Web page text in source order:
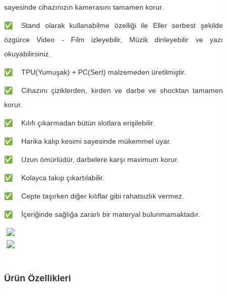
sayesinde cihazınızın kamerasını tamamen korur.
✅ Stand olarak kullanabilme özelliği ile Eller serbest şekilde
özgürce Video - Film izleyebilir, Müzik dinleyebilir ve yazı
okuyabilirsiniz.
✅ TPU(Yumuşak) + PC(Sert) malzemeden üretilmiştir.
✅ Cihazını çiziklerden, kirden ve darbe ve shocktan tamamen
korur.
✅ Kılıfı çıkarmadan bütün slotlara erişilebilir.
✅ Harika kalıp kesimi sayesinde mükemmel uyar.
✅ Uzun ömürlüdür, darbelere karşı maximum korur.
✅ Kolayca takıp çıkartılabilir.
✅ Cepte taşırken diğer kılıflar gibi rahatsızlık vermez.
✅ İçeriğinde sağlığa zararlı bir materyal bulunmamaktadır.
Ürün Özellikleri